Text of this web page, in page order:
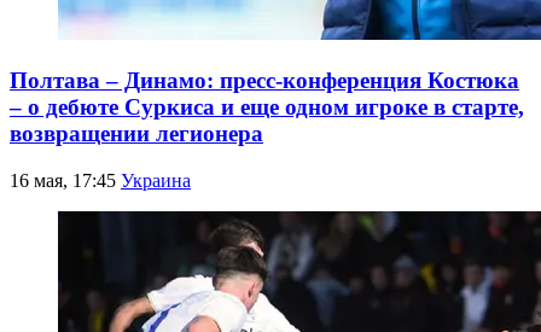
Полтава – Динамо: пресс-конференция Костюка
– о дебюте Суркиса и еще одном игроке в старте,
возвращении легионера
16 мая, 17:45 Украина